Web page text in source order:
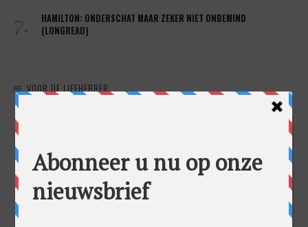
7.
HAMILTON: ONDERSCHAT MAAR ZEKER NIET ONBEMIND
(LONGREAD)
VOOR DE LIEFHEBBER